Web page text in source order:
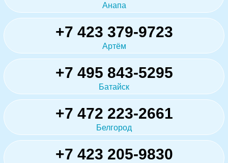
Анапа
+7 423 379-9723
Артём
+7 495 843-5295
Батайск
+7 472 223-2661
Белгород
+7 423 205-9830